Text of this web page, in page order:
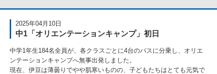
2025年04月10日
中1「オリエンテーションキャンプ」初日
中学1年生184名全員が、各クラスごとに4台のバスに分乗し、オリエ
ンテーションキャンプへ無事出発しました。
現在、伊豆は薄曇りでやや肌寒いものの、子どもたちはとても元気で